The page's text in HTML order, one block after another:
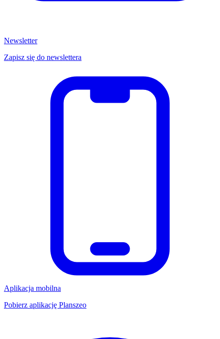
Newsletter
Zapisz się do newslettera
Aplikacja mobilna
Pobierz aplikację Planszeo